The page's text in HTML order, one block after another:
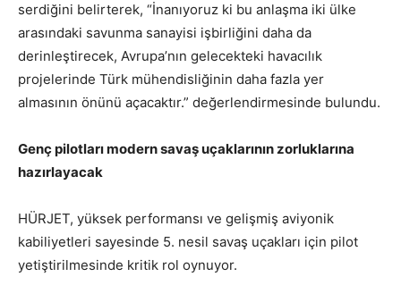
serdiğini belirterek, “İnanıyoruz ki bu anlaşma iki ülke
arasındaki savunma sanayisi işbirliğini daha da
derinleştirecek, Avrupa’nın gelecekteki havacılık
projelerinde Türk mühendisliğinin daha fazla yer
almasının önünü açacaktır.” değerlendirmesinde bulundu.
Genç pilotları modern savaş uçaklarının zorluklarına
hazırlayacak
HÜRJET, yüksek performansı ve gelişmiş aviyonik
kabiliyetleri sayesinde 5. nesil savaş uçakları için pilot
yetiştirilmesinde kritik rol oynuyor.